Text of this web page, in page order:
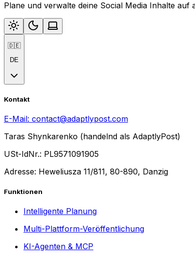
Plane und verwalte deine Social Media Inhalte
🇩🇪
DE
Kontakt
E-Mail: contact@adaptlypost.com
Taras Shynkarenko (handelnd als AdaptlyPost)
USt-IdNr.: PL9571091905
Adresse: Heweliusza 11/811, 80-890, Danzig
Funktionen
Intelligente Planung
Multi-Plattform-Veröffentlichung
KI-Agenten & MCP